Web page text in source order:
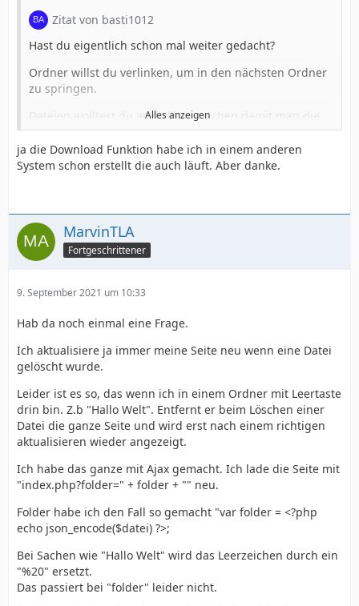
Zitat von basti1012
Hast du eigentlich schon mal weiter gedacht?
Ordner willst du verlinken, um in den nächsten Ordner
zu springen.
Dateien wolltest du anklickbar machen damit man die
downloaden kann.
Wie hast du das vor?
Du musst dir da schon überlegen wie es mit dem
Download laufen soll.
Zb über eine download.php?downloadfile=name
Alles anzeigen
ja die Download Funktion habe ich in einem anderen
System schon erstellt die auch läuft. Aber danke.
MarvinTLA
Fortgeschrittener
9. September 2021 um 10:33
Hab da noch einmal eine Frage.
Ich aktualisiere ja immer meine Seite neu wenn eine Datei
gelöscht wurde.
Leider ist es so, das wenn ich in einem Ordner mit Leertaste
drin bin. Z.b "Hallo Welt". Entfernt er beim Löschen einer
Datei die ganze Seite und wird erst nach einem richtigen
aktualisieren wieder angezeigt.
Ich habe das ganze mit Ajax gemacht. Ich lade die Seite mit
"index.php?folder=" + folder + "" neu.
Folder habe ich den Fall so gemacht "var folder = <?php
echo json_encode($datei) ?>;
Bei Sachen wie "Hallo Welt" wird das Leerzeichen durch ein
"%20" ersetzt.
Das passiert bei "folder" leider nicht.